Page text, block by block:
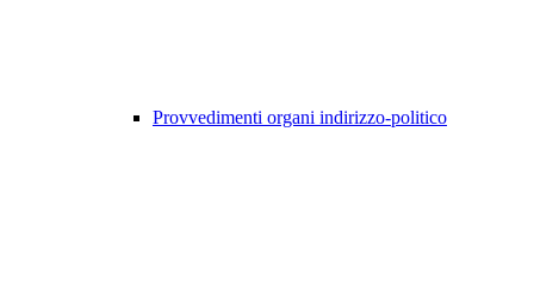
Provvedimenti organi indirizzo-politico